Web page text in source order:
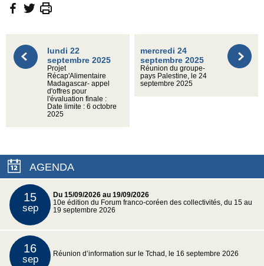
lundi 22
septembre 2025
Projet
Récap'Alimentaire
Madagascar- appel
d'offres pour
l'évaluation finale :
Date limite : 6 octobre
2025
mercredi 24
septembre 2025
Réunion du groupe-
pays Palestine, le 24
septembre 2025
AGENDA
15
sep
Du 15/09/2026 au 19/09/2026
10e édition du Forum franco-coréen des collectivités, du 15 au
19 septembre 2026
16
sep Réunion d’information sur le Tchad, le 16 septembre 2026